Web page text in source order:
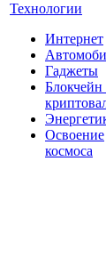
Технологии
Интернет
Гаджеты
Блокчейн
Освоение
космоса